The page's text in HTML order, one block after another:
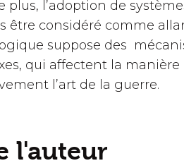
plus, l’adoption de
être considéré comme
suppose des
qui affectent la manière
l’art de la guerre.
l'auteur